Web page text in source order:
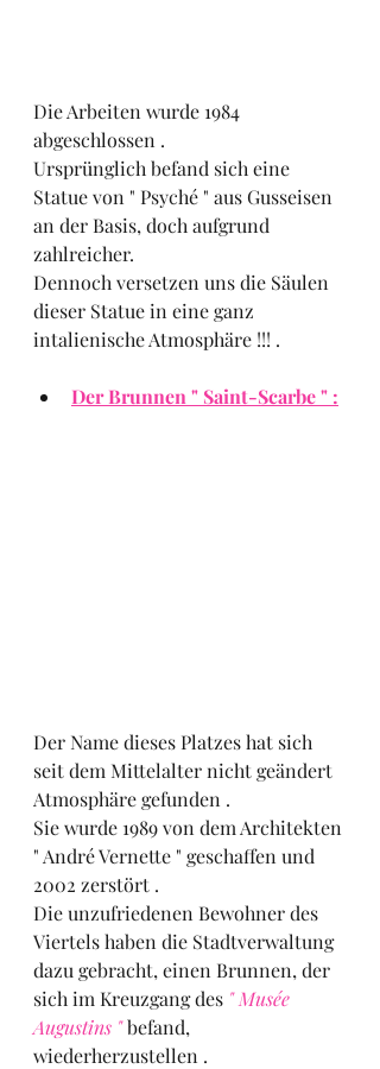
Die Arbeiten wurde 1984
abgeschlossen .
Ursprünglich befand sich eine
Statue von " Psyché " aus Gusseisen
an der Basis, doch aufgrund
zahlreicher.
Dennoch versetzen uns die Säulen
dieser Statue in eine ganz
intalienische Atmosphäre !!! .
Der Brunnen " Saint-Scarbe " :
Der Name dieses Platzes hat sich
seit dem Mittelalter nicht geändert
Atmosphäre gefunden .
Sie wurde 1989 von dem Architekten
" André Vernette " geschaffen und
2002 zerstört .
Die unzufriedenen Bewohner des
Viertels haben die Stadtverwaltung
dazu gebracht, einen Brunnen, der
sich im Kreuzgang des " Musée
Augustins " befand,
wiederherzustellen .